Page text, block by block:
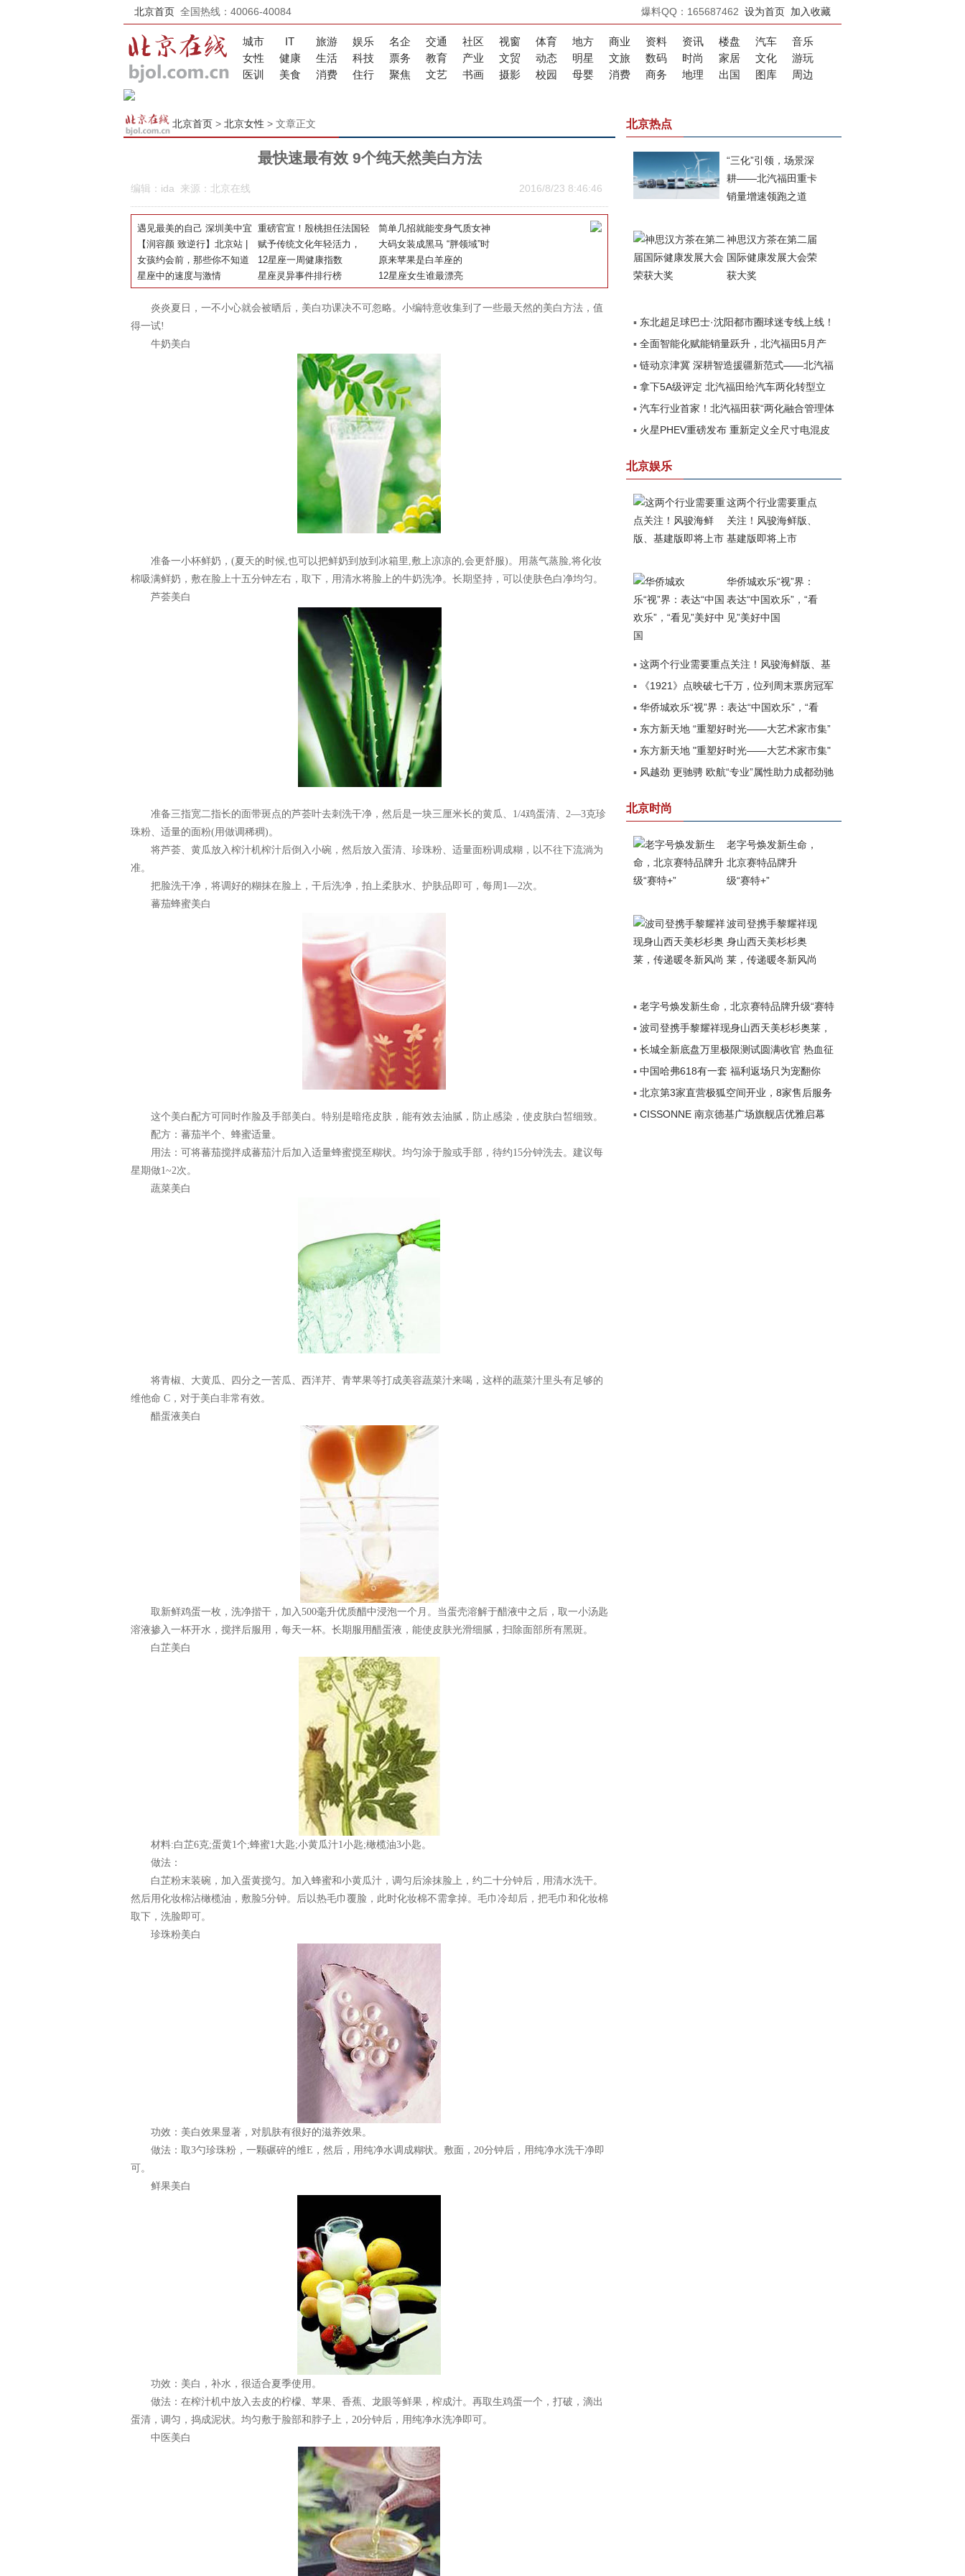
爆料QQ：165687462 设为首页 加入收藏
北京首页 全国热线：40066-40084
城市 IT 旅游 娱乐 名企 交通 社区 视窗 体育 地方 商业 资料 资讯 楼盘 汽车
音乐
女性
健康 生活 科技 票务 教育 产业 文贸 动态 明星 文旅 数码 时尚 家居 文化
游玩
医训
美食 消费 住行 聚焦 文艺 书画 摄影 校园 母婴 消费 商务 地理 出国 图库 周边
北京热点
“三化”引领，场景深
耕——北汽福田重卡
销量增速领跑之道
神思汉方茶在第二届
国际健康发展大会荣
获大奖
▪ 东北超足球巴士·沈阳都市圈球迷专线上线！
北汽福田助力书写文体旅融合新篇章
▪ 全面智能化赋能销量跃升，北汽福田5月产
销再攀高峰
▪ 链动京津冀 深耕智造援疆新范式——北汽福
田以新质生产力赋能边疆高质量发展
▪ 拿下5A级评定 北汽福田给汽车两化转型立
了一把尺
▪ 汽车行业首家！北汽福田获“两化融合管理体
系”与 “数字化转型管理体系”5A级评定
▪ 火星PHEV重磅发布 重新定义全尺寸电混皮
北京娱乐
这两个行业需要重点
关注！风骏海鲜版、
基建版即将上市
华侨城欢乐“视”界：
表达“中国欢乐”，“看
见”美好中国
▪ 这两个行业需要重点关注！风骏海鲜版、基
建版即将上市
▪
《1921》点映破七千万，位列周末票房冠军
▪ 华侨城欢乐“视”界：表达“中国欢乐”，“看
见”美好中国
▪ 东方新天地 “重塑好时光——大艺术家市集”
圆满落幕
▪ 东方新天地 "重塑好时光——大艺术家市集"
第四期已盛大开幕
▪ 风越劲 更驰骋 欧航“专业”属性助力成都劲驰
北京时尚
老字号焕发新生命，
北京赛特品牌升
级“赛特+”
波司登携手黎耀祥现
身山西天美杉杉奥
莱，传递暖冬新风尚
▪ 老字号焕发新生命，北京赛特品牌升级“赛特
+”
▪ 波司登携手黎耀祥现身山西天美杉杉奥莱，
传递暖冬新风尚
▪ 长城全新底盘万里极限测试圆满收官 热血征
途淬炼极致性能
▪ 中国哈弗618有一套 福利返场只为宠翻你
▪ 北京第3家直营极狐空间开业，8家售后服务
覆盖全城
▪ CISSONNE 南京德基广场旗舰店优雅启幕
北京首页> 北京女性 > 文章正文
最快速最有效 9个纯天然美白方法
2016/8/23 8:46:46
编辑：ida 来源：北京在线
遇见最美的自己 深圳美中宜
和妇产医院 “第四届最美孕
妈”颁奖盛典圆满落幕
重磅官宣！殷桃担任法国轻
奢护肤品牌 Terraké法国天
芮品牌代言人
简单几招就能变身气质女神
化妆盘头图解
【润容颜 致逆行】北京站 |
华熙生物·润致&伊蕾雅手捧
壕礼，在线等你
赋予传统文化年轻活力，
2020“百事可乐x妈妈制造”盛
大启幕
大码女装成黑马 “胖领域”时
尚大码女装赋能市场13年
女孩约会前，那些你不知道
的事
12星座一周健康指数
原来苹果是白羊座的
星座中的速度与激情
星座灵异事件排行榜 12星座女生谁最漂亮
炎炎夏日，一不小心就会被晒后，美白功课决不可忽略。小编特意收集到了一些最天然的美白方法，值
得一试!
牛奶美白
准备一小杯鲜奶，(夏天的时候,也可以把鲜奶到放到冰箱里,敷上凉凉的,会更舒服)。用蒸气蒸脸,将化妆
棉吸满鲜奶，敷在脸上十五分钟左右，取下，用清水将脸上的牛奶洗净。长期坚持，可以使肤色白净均匀。
芦荟美白
准备三指宽二指长的面带斑点的芦荟叶去刺洗干净，然后是一块三厘米长的黄瓜、1/4鸡蛋清、2—3克珍
珠粉、适量的面粉(用做调稀稠)。
将芦荟、黄瓜放入榨汁机榨汁后倒入小碗，然后放入蛋清、珍珠粉、适量面粉调成糊，以不往下流淌为
准。
把脸洗干净，将调好的糊抹在脸上，干后洗净，拍上柔肤水、护肤品即可，每周1—2次。
蕃茄蜂蜜美白
这个美白配方可同时作脸及手部美白。特别是暗疮皮肤，能有效去油腻，防止感染，使皮肤白皙细致。
配方：蕃茄半个、蜂蜜适量。
用法：可将蕃茄搅拌成蕃茄汁后加入适量蜂蜜搅至糊状。均匀涂于脸或手部，待约15分钟洗去。建议每
星期做1~2次。
蔬菜美白
将青椒、大黄瓜、四分之一苦瓜、西洋芹、青苹果等打成美容蔬菜汁来喝，这样的蔬菜汁里头有足够的
维他命 C，对于美白非常有效。
醋蛋液美白
取新鲜鸡蛋一枚，洗净揩干，加入500毫升优质醋中浸泡一个月。当蛋壳溶解于醋液中之后，取一小汤匙
溶液掺入一杯开水，搅拌后服用，每天一杯。长期服用醋蛋液，能使皮肤光滑细腻，扫除面部所有黑斑。
白芷美白
材料:白芷6克;蛋黄1个;蜂蜜1大匙;小黄瓜汁1小匙;橄榄油3小匙。
做法：
白芷粉末装碗，加入蛋黄搅匀。加入蜂蜜和小黄瓜汁，调匀后涂抹脸上，约二十分钟后，用清水洗干。
然后用化妆棉沾橄榄油，敷脸5分钟。后以热毛巾覆脸，此时化妆棉不需拿掉。毛巾冷却后，把毛巾和化妆棉
取下，洗脸即可。
珍珠粉美白
功效：美白效果显著，对肌肤有很好的滋养效果。
做法：取3勺珍珠粉，一颗碾碎的维E，然后，用纯净水调成糊状。敷面，20分钟后，用纯净水洗干净即
可。
鲜果美白
功效：美白，补水，很适合夏季使用。
做法：在榨汁机中放入去皮的柠檬、苹果、香蕉、龙眼等鲜果，榨成汁。再取生鸡蛋一个，打破，滴出
蛋清，调匀，捣成泥状。均匀敷于脸部和脖子上，20分钟后，用纯净水洗净即可。
中医美白